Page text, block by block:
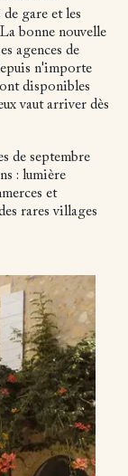
gare et les
bonne nouvelle
agences de
n'importe
disponibles
vaut arriver dès
de septembre
: lumière
et
rares villages